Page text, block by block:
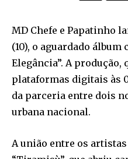
MD Chefe e Papatinho
(10), o aguardado álbum
Elegância”. A produção,
plataformas digitais às
da parceria entre dois
urbana nacional.
A união entre os